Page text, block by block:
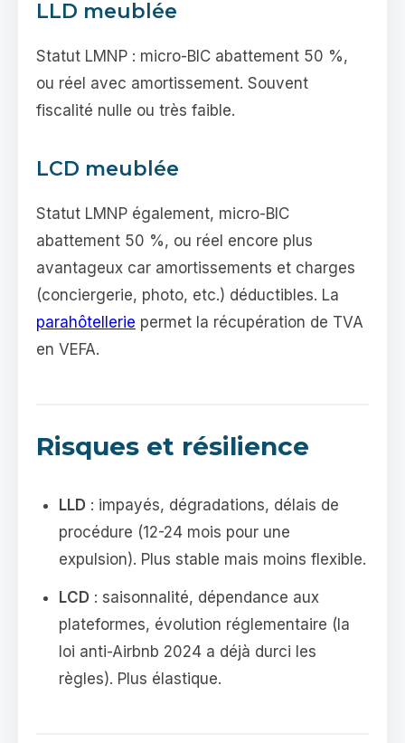
LLD meublée
Statut LMNP : micro-BIC abattement 50 %,
ou réel avec amortissement. Souvent
fiscalité nulle ou très faible.
LCD meublée
Statut LMNP également, micro-BIC
abattement 50 %, ou réel encore plus
avantageux car amortissements et charges
(conciergerie, photo, etc.) déductibles. La
parahôtellerie permet la récupération de TVA
en VEFA.
Risques et résilience
LLD : impayés, dégradations, délais de
procédure (12-24 mois pour une
expulsion). Plus stable mais moins flexible.
LCD : saisonnalité, dépendance aux
plateformes, évolution réglementaire (la
loi anti-Airbnb 2024 a déjà durci les
règles). Plus élastique.